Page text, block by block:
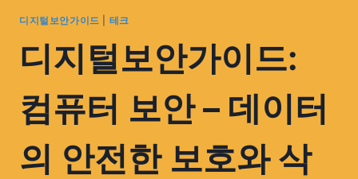
디지털보안가이드 테크
디지털보안가이드:
컴퓨터 보안 – 데이터
의 안전한 보호와 삭